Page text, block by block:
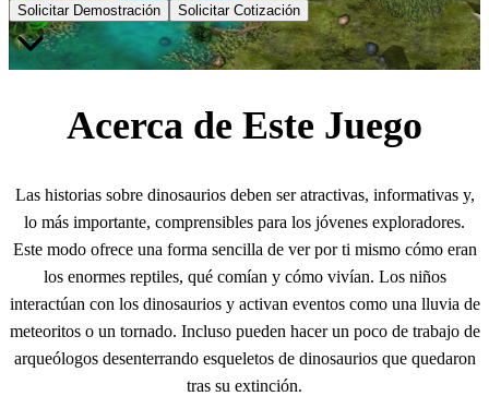
Solicitar Demostración Solicitar Cotización
Acerca de Este Juego
Las historias sobre dinosaurios deben ser atractivas, informativas y,
lo más importante, comprensibles para los jóvenes exploradores.
Este modo ofrece una forma sencilla de ver por ti mismo cómo eran
los enormes reptiles, qué comían y cómo vivían. Los niños
interactúan con los dinosaurios y activan eventos como una lluvia de
meteoritos o un tornado. Incluso pueden hacer un poco de trabajo de
arqueólogos desenterrando esqueletos de dinosaurios que quedaron
tras su extinción.